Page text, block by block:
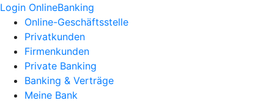
Login OnlineBanking
Online-Geschäftsstelle
Privatkunden
Firmenkunden
Private Banking
Banking & Verträge
Meine Bank